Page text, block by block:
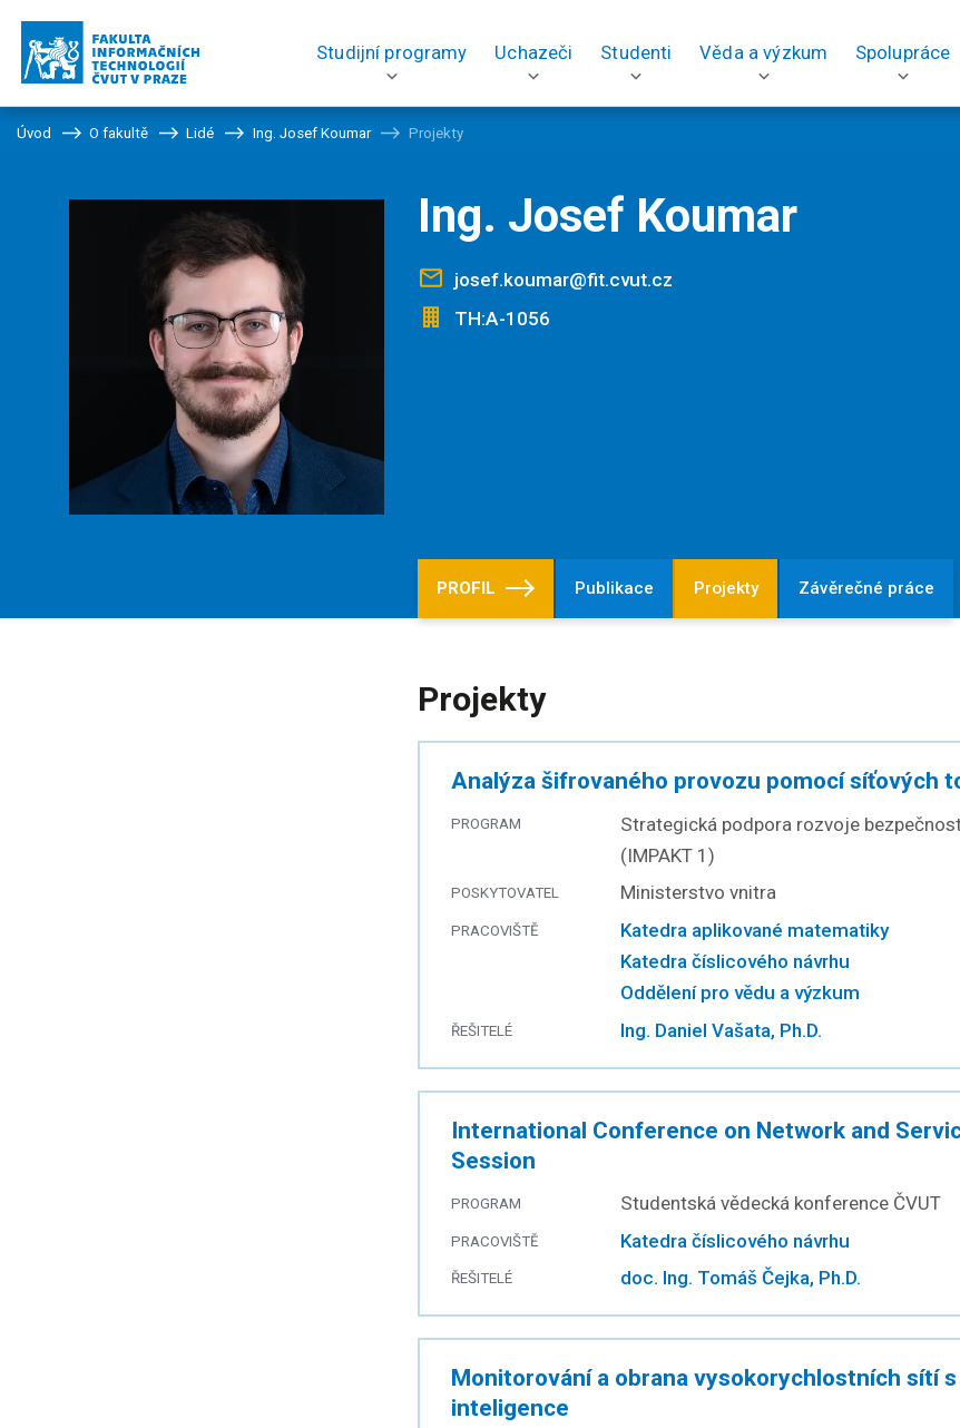
Studijní programy Uchazeči Studenti Věda a výzkum Spolupráce
Úvod O fakultě Lidé Ing. Josef Koumar Projekty
Ing. Josef Koumar
josef.koumar@fit.cvut.cz
TH:A-1056
PROFIL Publikace Projekty Závěrečné práce
Projekty
Analýza šifrovaného provozu pomocí síťových
PROGRAM
Strategická podpora rozvoje
(IMPAKT 1)
POSKYTOVATEL Ministerstvo vnitra
PRACOVIŠTĚ
Katedra aplikované matematiky
Katedra číslicového návrhu
Oddělení pro vědu a výzkum
ŘEŠITELÉ Ing. Daniel Vašata, Ph.D.
International Conference on Network and
Session
PROGRAM Studentská vědecká konference ČVUT
PRACOVIŠTĚ Katedra číslicového návrhu
ŘEŠITELÉ doc. Ing. Tomáš Čejka, Ph.D.
Monitorování a obrana vysokorychlostních sítí
inteligence